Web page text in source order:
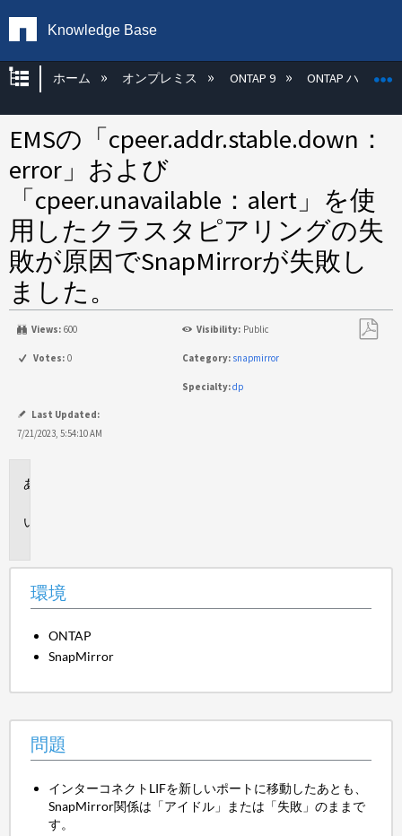
Knowledge Base
グローバル階層を展開/折りたたむ
ホーム オンプレミス ONTAP 9 ONTAP ハード
EMSの「cpeer.addr.stable.down：
error」および
「cpeer.unavailable：alert」を使
用したクラスタピアリングの失
敗が原因でSnapMirrorが失敗し
ました。
Views: 600 Visibility: Public
Votes: 0 Category: snapmirror
Specialty:dp
Last Updated:
7/21/2023, 5:54:10 AM
環境
ONTAP
SnapMirror
問題
インターコネクトLIFを新しいポートに移動したあとも、
SnapMirror関係は「アイドル」または「失敗」のままで
す。